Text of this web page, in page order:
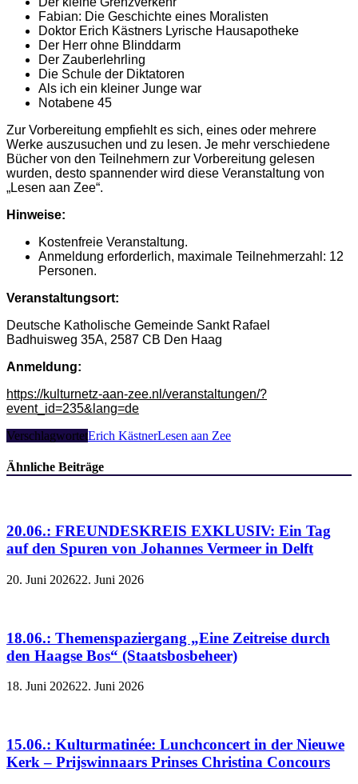
Fabian: Die Geschichte eines Moralisten
Doktor Erich Kästners Lyrische Hausapotheke
Der Herr ohne Blinddarm
Der Zauberlehrling
Die Schule der Diktatoren
Als ich ein kleiner Junge war
Notabene 45
Zur Vorbereitung empfiehlt es sich, eines oder mehrere
Werke auszusuchen und zu lesen. Je mehr verschiedene
Bücher von den Teilnehmern zur Vorbereitung gelesen
wurden, desto spannender wird diese Veranstaltung von
„Lesen aan Zee“.
Hinweise:
Kostenfreie Veranstaltung.
Anmeldung erforderlich, maximale Teilnehmerzahl: 12
Personen.
Veranstaltungsort:
Deutsche Katholische Gemeinde Sankt Rafael
Badhuisweg 35A, 2587 CB Den Haag
Anmeldung:
https://kulturnetz-aan-zee.nl/veranstaltungen/?
event_id=235&lang=de
VerschlagwortetErich KästnerLesen aan Zee
Ähnliche Beiträge
20.06.: FREUNDESKREIS EXKLUSIV: Ein Tag
auf den Spuren von Johannes Vermeer in Delft
20. Juni 202622. Juni 2026
18.06.: Themenspaziergang „Eine Zeitreise durch
den Haagse Bos“ (Staatsbosbeheer)
18. Juni 202622. Juni 2026
15.06.: Kulturmatinée: Lunchconcert in der Nieuwe
Kerk – Prijswinnaars Prinses Christina Concours